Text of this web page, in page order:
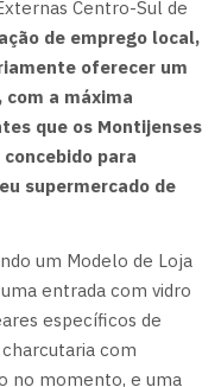
Centro-Sul de
de emprego local,
oferecer um
a máxima
que os Montijenses
para
supermercado de
um Modelo de Loja
entrada com vidro
específicos de
com
no momento, e uma